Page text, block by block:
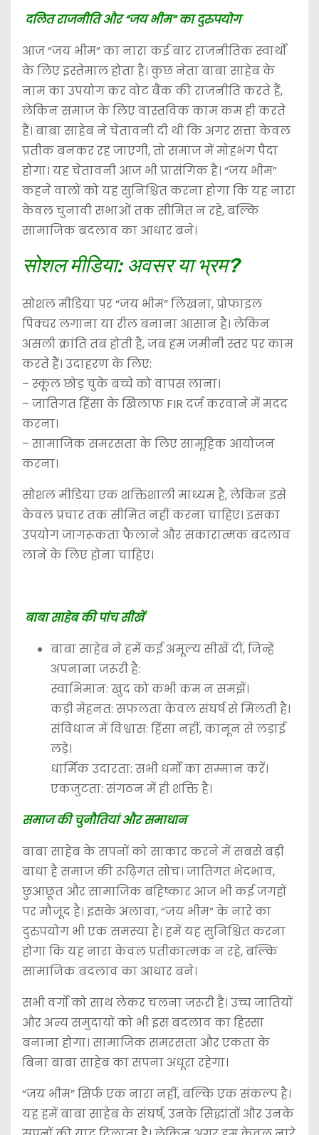
दलित राजनीति और “जय भीम” का दुरुपयोग
आज “जय भीम” का नारा कई बार राजनीतिक स्वार्थों
के लिए इस्तेमाल होता है। कुछ नेता बाबा साहेब के
नाम का उपयोग कर वोट बैंक की राजनीति करते हैं,
लेकिन समाज के लिए वास्तविक काम कम ही करते
हैं। बाबा साहेब ने चेतावनी दी थी कि अगर सत्ता केवल
प्रतीक बनकर रह जाएगी, तो समाज में मोहभंग पैदा
होगा। यह चेतावनी आज भी प्रासंगिक है। “जय भीम”
कहने वालों को यह सुनिश्चित करना होगा कि यह नारा
केवल चुनावी सभाओं तक सीमित न रहे, बल्कि
सामाजिक बदलाव का आधार बने।
सोशल मीडिया: अवसर या भ्रम?
सोशल मीडिया पर “जय भीम” लिखना, प्रोफाइल
पिक्चर लगाना या रील बनाना आसान है। लेकिन
असली क्रांति तब होती है, जब हम जमीनी स्तर पर काम
करते हैं। उदाहरण के लिए:
– स्कूल छोड़ चुके बच्चे को वापस लाना।
– जातिगत हिंसा के खिलाफ FIR दर्ज करवाने में मदद
करना।
– सामाजिक समरसता के लिए सामूहिक आयोजन
करना।
सोशल मीडिया एक शक्तिशाली माध्यम है, लेकिन इसे
केवल प्रचार तक सीमित नहीं करना चाहिए। इसका
उपयोग जागरूकता फैलाने और सकारात्मक बदलाव
लाने के लिए होना चाहिए।
बाबा साहेब की पांच सीखें
बाबा साहेब ने हमें कई अमूल्य सीखें दीं, जिन्हें
अपनाना जरूरी है:
स्वाभिमान: खुद को कभी कम न समझें।
कड़ी मेहनत: सफलता केवल संघर्ष से मिलती है।
संविधान में विश्वास: हिंसा नहीं, कानून से लड़ाई
लड़े।
धार्मिक उदारता: सभी धर्मों का सम्मान करें।
एकजुटता: संगठन में ही शक्ति है।
समाज की चुनौतियां और समाधान
बाबा साहेब के सपनों को साकार करने में सबसे बड़ी
बाधा है समाज की रूढ़िगत सोच। जातिगत भेदभाव,
छुआछूत और सामाजिक बहिष्कार आज भी कई जगहों
पर मौजूद है। इसके अलावा, “जय भीम” के नारे का
दुरुपयोग भी एक समस्या है। हमें यह सुनिश्चित करना
होगा कि यह नारा केवल प्रतीकात्मक न रहे, बल्कि
सामाजिक बदलाव का आधार बने।
सभी वर्गों को साथ लेकर चलना जरूरी है। उच्च जातियों
और अन्य समुदायों को भी इस बदलाव का हिस्सा
बनाना होगा। सामाजिक समरसता और एकता के
बिना बाबा साहेब का सपना अधूरा रहेगा।
“जय भीम” सिर्फ एक नारा नहीं, बल्कि एक संकल्प है।
यह हमें बाबा साहेब के संघर्ष, उनके सिद्धांतों और उनके